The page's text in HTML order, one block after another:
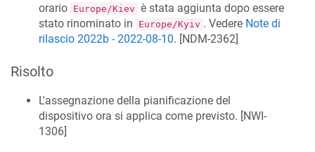
orario Europe/Kiev è stata aggiunta dopo essere
stato rinominato in
Europe/Kyiv . Vedere Note di
rilascio 2022b - 2022-08-10. [NDM-2362]
Risolto
L'assegnazione della pianificazione del
dispositivo ora si applica come previsto. [NWI-
1306]